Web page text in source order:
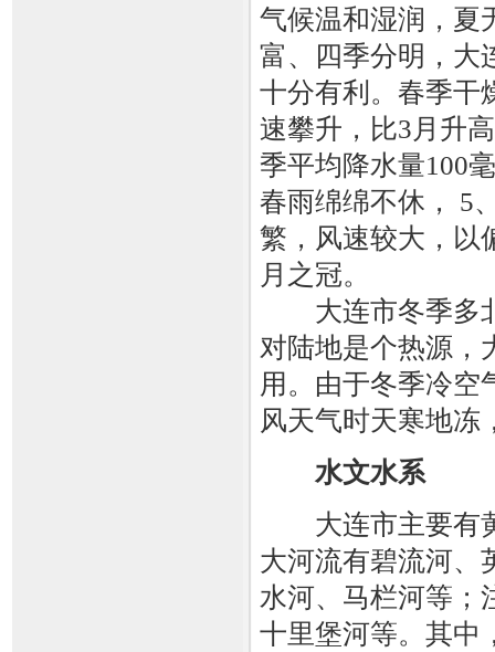
气候温和湿润，夏
富、四季分明，大
十分有利。春季干
速攀升，比3月升
季平均降水量100
春雨绵绵不休， 5
繁，风速较大，以
月之冠。
大连市冬季多
对陆地是个热源，
用。由于冬季冷空
风天气时天寒地冻
水文水系
大连市主要有
大河流有碧流河、
水河、马栏河等；
十里堡河等。其中